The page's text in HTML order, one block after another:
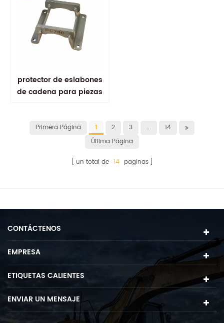
protector de eslabones
de cadena para piezas
Primera Página 1 2 3 ...
14
Última Página
un total de 14 paginas
CONTÁCTENOS
EMPRESA
ETIQUETAS CALIENTES
ENVIAR UN MENSAJE